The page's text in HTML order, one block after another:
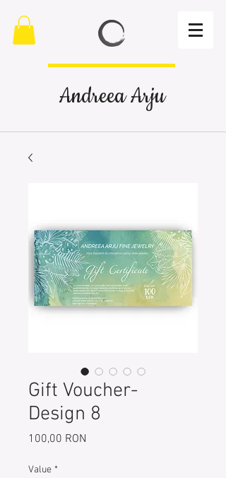
Andreea Arju
Gift Voucher-
Design 8
100,00 RON
Value *